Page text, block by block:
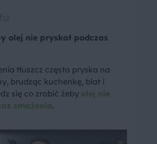
olej nie pryskał podczas
tłuszcz często pryska na
brudząc kuchenkę, blat i
się co zrobić żeby olej nie
smażenia.